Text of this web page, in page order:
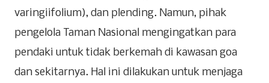
varingiifolium), dan plending. Namun, pihak
pengelola Taman Nasional mengingatkan para
pendaki untuk tidak berkemah di kawasan goa
dan sekitarnya. Hal ini dilakukan untuk menjaga